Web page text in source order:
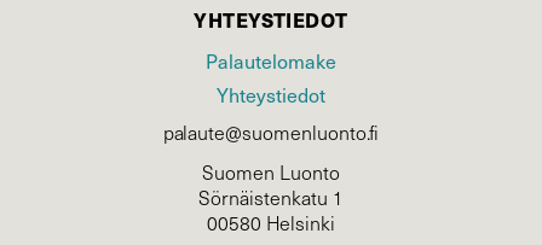
YHTEYSTIEDOT
Palautelomake
Yhteystiedot
palaute@suomenluonto.fi
Suomen Luonto
Sörnäistenkatu 1
00580 Helsinki